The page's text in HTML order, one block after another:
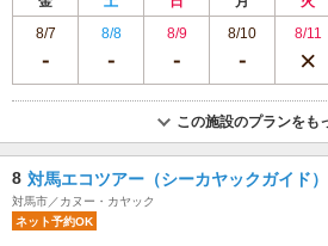
8/7
8/8 8/9 8/10 8/11
この施設のプランをも
8 対馬エコツアー（シーカヤックガイド）
対馬市／カヌー・カヤック
ネット予約OK